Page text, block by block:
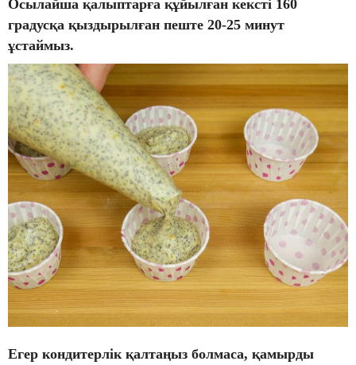
Осылайша қалыптарға құйылған кексті 160
градусқа қыздырылған пеште 20-25 минут
ұстаймыз.
Егер кондитерлік қалтаңыз болмаса, қамырды